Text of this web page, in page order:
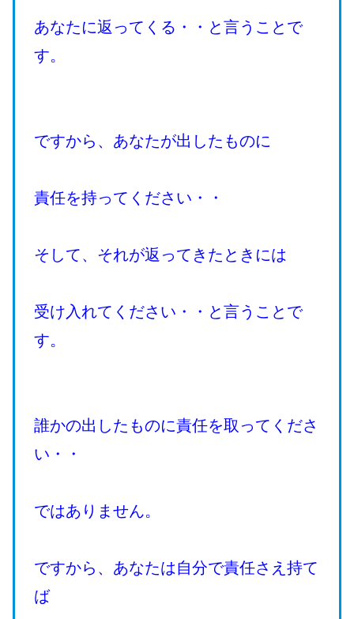
あなたに返ってくる・・と言うことで
す。
ですから、あなたが出したものに
責任を持ってください・・
そして、それが返ってきたときには
受け入れてください・・と言うことで
す。
誰かの出したものに責任を取ってくださ
い・・
ではありません。
ですから、あなたは自分で責任さえ持て
ば